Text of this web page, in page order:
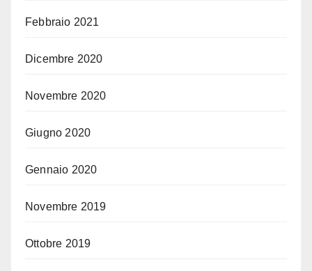
Febbraio 2021
Dicembre 2020
Novembre 2020
Giugno 2020
Gennaio 2020
Novembre 2019
Ottobre 2019